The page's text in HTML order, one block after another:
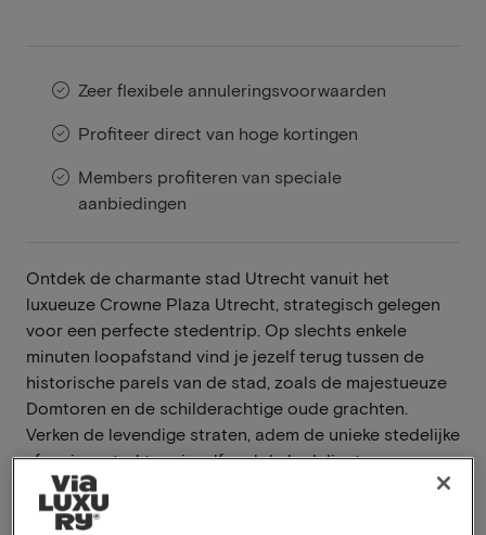
Zeer flexibele annuleringsvoorwaarden
Profiteer direct van hoge kortingen
Members profiteren van speciale
aanbiedingen
Ontdek de charmante stad Utrecht vanuit het
luxueuze Crowne Plaza Utrecht, strategisch gelegen
voor een perfecte stedentrip. Op slechts enkele
minuten loopafstand vind je jezelf terug tussen de
historische parels van de stad, zoals de majestueuze
Domtoren en de schilderachtige oude grachten.
Verken de levendige straten, adem de unieke stedelijke
sfeer in en trakteer jezelf op lokale delicatessen van
de nabijgelegen markten.
Lees meer